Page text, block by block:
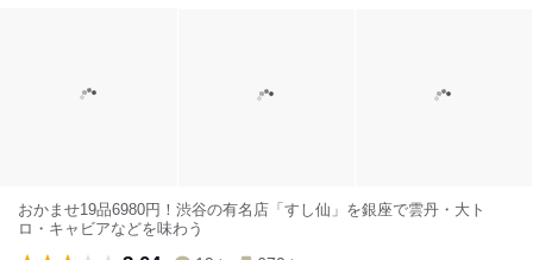
おかませ19品6980円！渋谷の有名店「すし仙」を銀座で雲丹・大ト
ロ・キャビアなどを味わう